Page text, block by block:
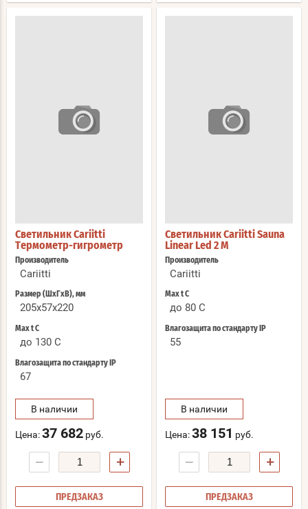
Светильник Cariitti
Термометр-гигрометр
Производитель
Cariitti
Размер (ШхГхВ), мм
205x57x220
Max t С
до 130 C
Влагозащита по стандарту IP
67
В наличии
Цена:37 682 руб.
− +
ПРЕДЗАКАЗ
Светильник Cariitti Sauna
Linear Led 2 M
Производитель
Cariitti
Max t С
до 80 C
Влагозащита по стандарту IP
55
В наличии
Цена:38 151 руб.
− +
ПРЕДЗАКАЗ